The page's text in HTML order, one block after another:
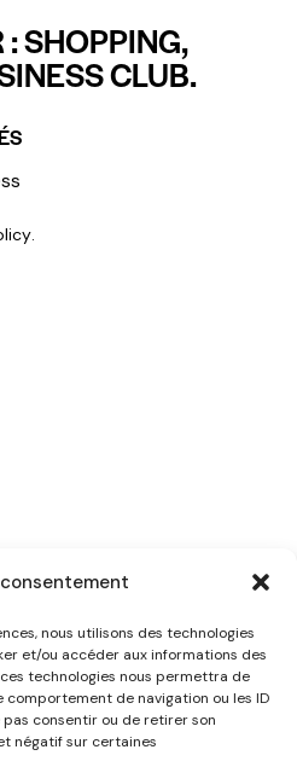
nous utilisons des technologies
et/ou accéder aux informations des
technologies nous permettra de
de navigation ou les ID
consentir ou de retirer son
négatif sur certaines
SHOPPING,
CLUB.
.
international